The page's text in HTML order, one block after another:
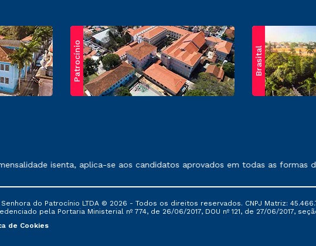
Patrocínio Brasital
conforme exposto no contrato de prestação de serviços.
isenta, aplica-se aos candidatos aprovados em todas as formas
do Patrocínio LTDA © 2026 - Todos os direitos reservados. CNPJ Matriz:
pela Portaria Ministerial nº 774, de 26/06/2017, DOU nº 121, de 27/06/2017,
de Cookies